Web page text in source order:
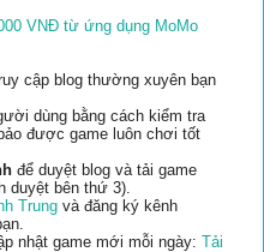
VNĐ từ ứng dụng MoMo
cập blog thường xuyên bạn
dùng bằng cách kiểm tra
được game luôn chơi tốt
để duyệt blog và tải game
duyệt bên thứ 3).
Trung và đăng ký kênh
nhật game mới mỗi ngày: Tải